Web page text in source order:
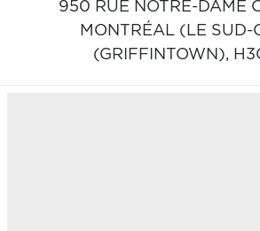
950 RUE NOTRE-DAME
MONTRÉAL (LE SUD-
(GRIFFINTOWN),